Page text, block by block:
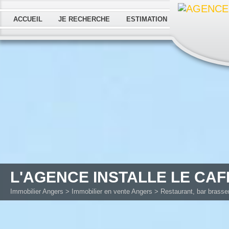
ACCUEIL JE RECHERCHE ESTIMATION
L'AGENCE INSTALLE LE
Immobilier Angers > Immobilier en vente Angers > Restaurant, bar